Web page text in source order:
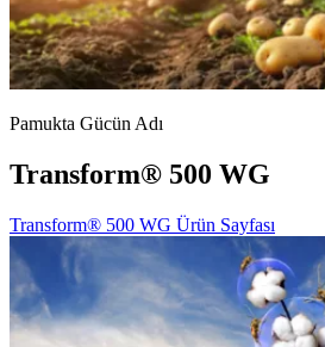
Pamukta Gücün Adı
Transform® 500 WG
Transform® 500 WG Ürün Sayfası